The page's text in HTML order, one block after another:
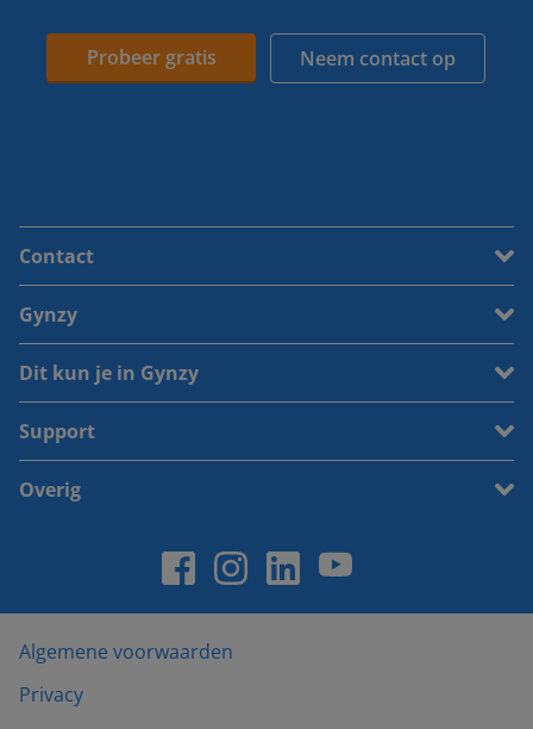
Probeer gratis Neem contact op
Contact
Gynzy
Dit kun je in Gynzy
Support
Overig
Algemene voorwaarden
Privacy